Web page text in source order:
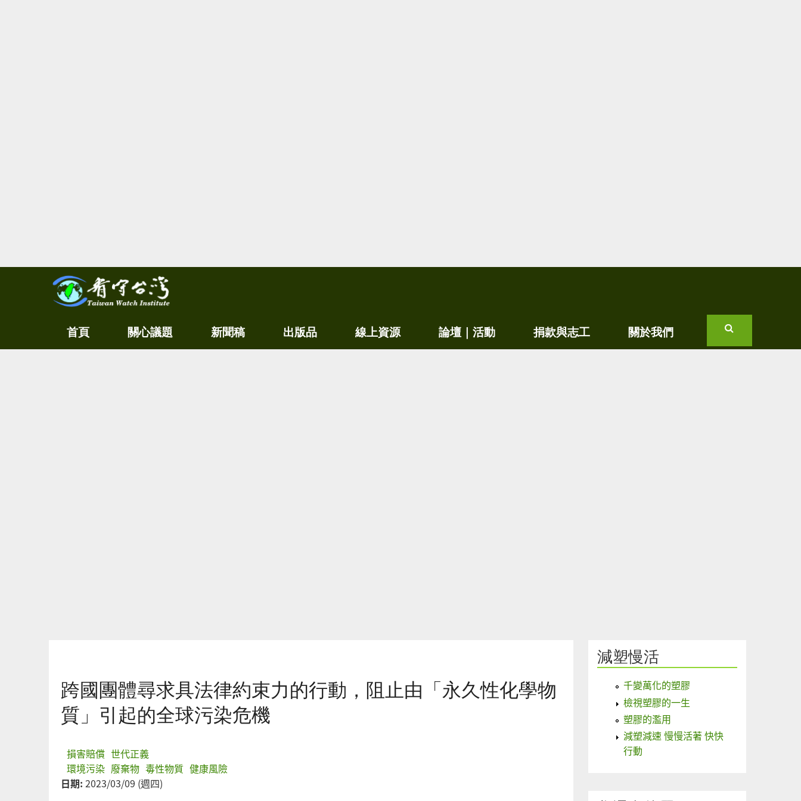
看守
台灣
環
首頁 關心議題 新聞稿 出版品 線上資源 論壇｜活動 捐款與志工 關於我們
尋
跨國團體尋求具法律約束力的行動，阻止由「永久性化學物
質」引起的全球污染危機
損害賠償 世代正義
環境污染 廢棄物 毒性物質 健康風險
日期: 2023/03/09 (週四)
減塑慢活
千變萬化的塑膠
檢視塑膠的一生
塑膠的濫用
減塑減速 慢慢活著 快快
行動